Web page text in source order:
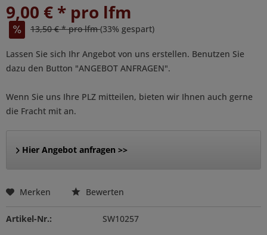
9,00 € * pro lfm
13,50 € * pro lfm(33% gespart)
Lassen Sie sich Ihr Angebot von uns erstellen. Benutzen Sie
dazu den Button "ANGEBOT ANFRAGEN".
Wenn Sie uns Ihre PLZ mitteilen, bieten wir Ihnen auch gerne
die Fracht mit an.
Hier Angebot anfragen >>
Merken Bewerten
Artikel-Nr.: SW10257